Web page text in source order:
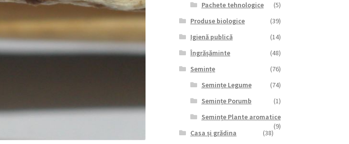
Pachete tehnologice
(5)
Produse biologice
(39)
Igienă publică
(14)
Îngrășăminte
(48)
Semințe
(76)
Semințe Legume
(74)
Semințe Porumb
(1)
Semințe Plante aromatice
(9)
Casa și grădina
(38)